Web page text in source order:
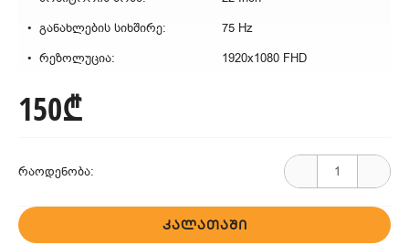
განახლების სიხშირე:
75 Hz
რეზოლუცია:
1920x1080 FHD
150₾
რაოდენობა:
ᲙᲐᲚᲐᲗᲐᲨᲘ